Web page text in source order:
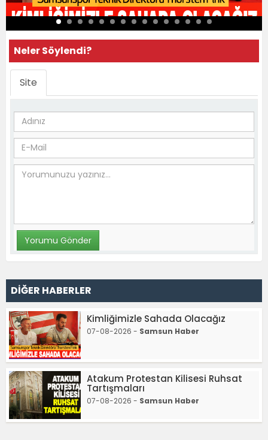
Neler Söylendi?
Site
DİĞER HABERLER
Kimliğimizle Sahada Olacağız
07-08-2026 - Samsun Haber
Atakum Protestan Kilisesi Ruhsat
Tartışmaları
07-08-2026 - Samsun Haber